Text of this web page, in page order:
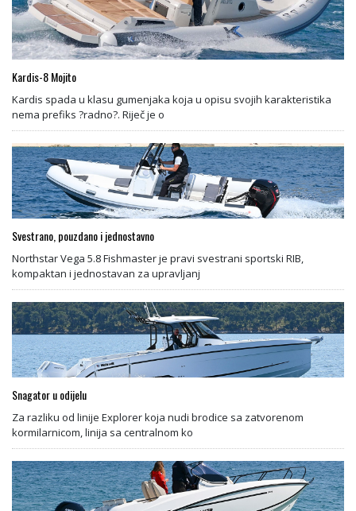
Kardis-8 Mojito
Kardis spada u klasu gumenjaka koja u opisu svojih karakteristika
nema prefiks ?radno?. Riječ je o
Svestrano, pouzdano i jednostavno
Northstar Vega 5.8 Fishmaster je pravi svestrani sportski RIB,
kompaktan i jednostavan za upravljanj
Snagator u odijelu
Za razliku od linije Explorer koja nudi brodice sa zatvorenom
kormilarnicom, linija sa centralnom ko